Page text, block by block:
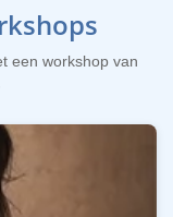
een workshop van